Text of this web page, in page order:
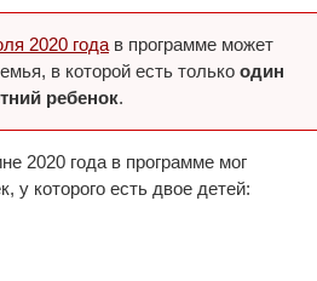
2020 года в программе может
в которой есть только один
ребенок.
2020 года в программе мог
у которого есть двое детей: